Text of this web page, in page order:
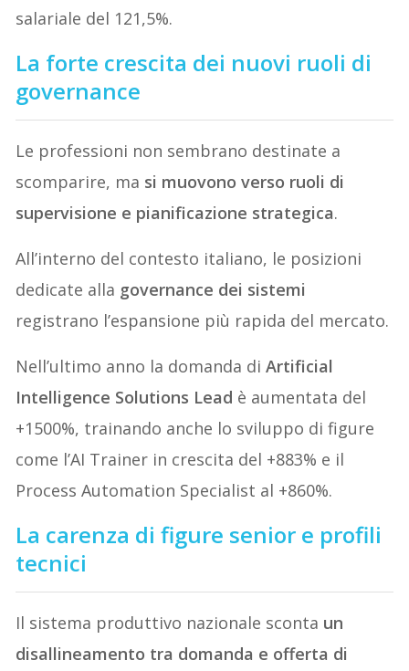
salariale del 121,5%.
La forte crescita dei nuovi ruoli di
governance
Le professioni non sembrano destinate a
scomparire, ma si muovono verso ruoli di
supervisione e pianificazione strategica.
All’interno del contesto italiano, le posizioni
dedicate alla governance dei sistemi
registrano l’espansione più rapida del mercato.
Nell’ultimo anno la domanda diArtificial
Intelligence Solutions Lead è aumentata del
+1500%, trainando anche lo sviluppo di figure
come l’AI Trainer in crescita del +883% e il
Process Automation Specialist al +860%.
La carenza di figure senior e profili
tecnici
Il sistema produttivo nazionale sconta un
disallineamento tra domanda e offerta di